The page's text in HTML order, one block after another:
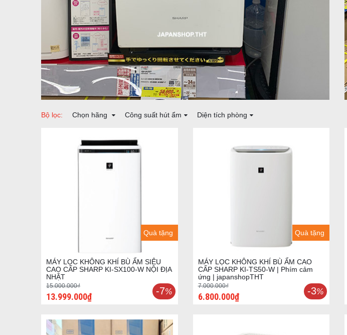
Bộ lọc: Chọn hãng Công suất hút ẩm Diện tích phòng
Quà tặng
MÁY LỌC KHÔNG KHÍ BÙ ẨM SIÊU
CAO CẤP SHARP KI-SX100-W NỘI ĐỊA
NHẬT
15.000.000₫
13.999.000₫
-7%
Quà tặng
MÁY LỌC KHÔNG KHÍ BÙ ẨM CAO
CẤP SHARP KI-TS50-W | Phím cảm
ứng | japanshopTHT
7.000.000₫
6.800.000₫
-3%